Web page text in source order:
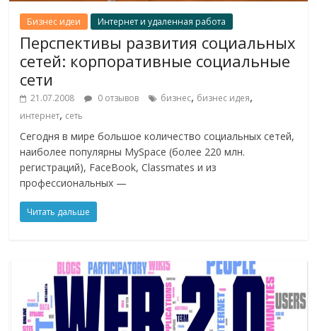
Бизнес идеи Интернет и удаленная работа
Перспективы развития социальных
сетей: корпоративные социальные
сети
21.07.2008 0 отзывов бизнес, бизнес идея,
интернет, сеть
Сегодня в мире большое количество социальных сетей,
наиболее популярны MySpace (более 220 млн.
регистраций), FaceBook, Classmates и из
профессиональных —
Читать дальше